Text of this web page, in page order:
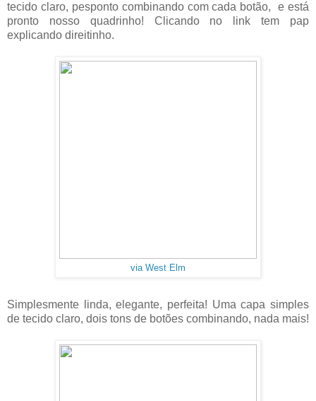
tecido claro, pesponto combinando com cada botão, e está
pronto nosso quadrinho! Clicando no link tem pap
explicando direitinho.
via West Elm
Simplesmente linda, elegante, perfeita! Uma capa simples
de tecido claro, dois tons de botões combinando, nada mais!